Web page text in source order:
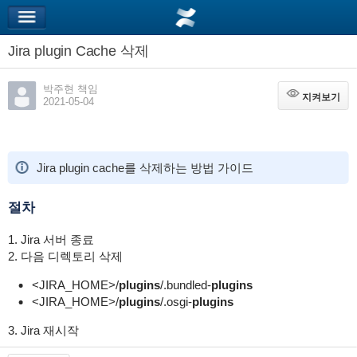
Jira plugin Cache 삭제
박주현 책임
2021-05-04
지켜보기
지켜보기
Jira plugin cache를 삭제하는 방법 가이드
절차
1. Jira 서버 종료
2. 다음 디렉토리 삭제
<JIRA_HOME>/plugins/.bundled-plugins
<JIRA_HOME>/plugins/.osgi-plugins
3. Jira 재시작